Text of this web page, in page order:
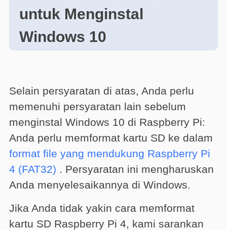
untuk Menginstal
Windows 10
Selain persyaratan di atas, Anda perlu
memenuhi persyaratan lain sebelum
menginstal Windows 10 di Raspberry Pi:
Anda perlu memformat kartu SD ke dalam
format file yang mendukung Raspberry Pi
4 (FAT32) . Persyaratan ini mengharuskan
Anda menyelesaikannya di Windows.
Jika Anda tidak yakin cara memformat
kartu SD Raspberry Pi 4, kami sarankan